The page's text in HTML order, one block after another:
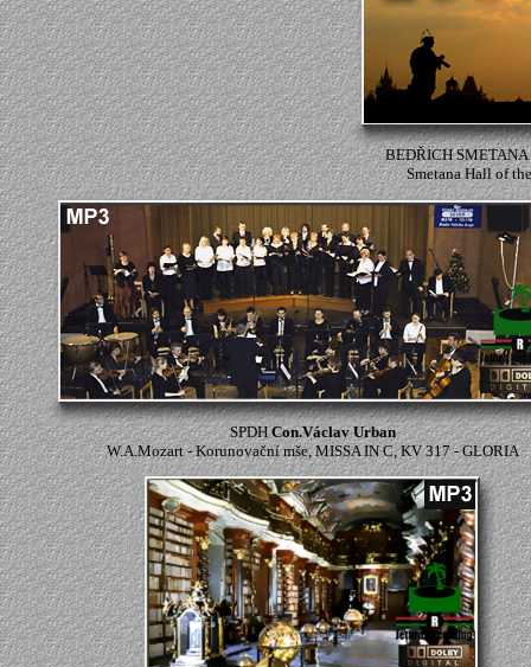
BEDŘICH
Smetana Hall of
SPDHCon.Václav Urban
W.A.Mozart - Korunovační mše, MISSA IN C, KV 317 - GLORIA